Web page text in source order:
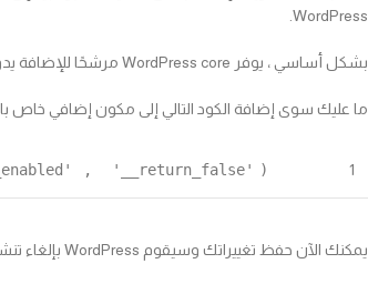
WordPress.
بشكل أساسي ، يوفر WordPress core مرشحًا للإضافة يدويًا إلى موقع الويب الخاص بك وتعطيل واجهة برمجة تطبيقات XML-RPC.
ما عليك سوى إضافة الكود التالي إلى مكون إضافي خاص
1
, '__return_false' );
يمكنك الآن حفظ تغييراتك وسيقوم WordPress بإلغاء تنشيط واجهة برمجة تطبيقات XML-RPC.